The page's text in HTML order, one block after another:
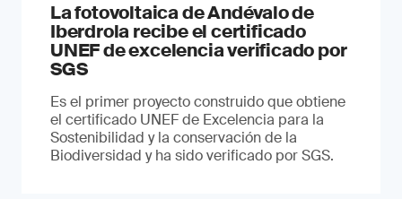
La fotovoltaica de Andévalo de
Iberdrola recibe el certificado
UNEF de excelencia verificado por
SGS
Es el primer proyecto construido que obtiene
el certificado UNEF de Excelencia para la
Sostenibilidad y la conservación de la
Biodiversidad y ha sido verificado por SGS.